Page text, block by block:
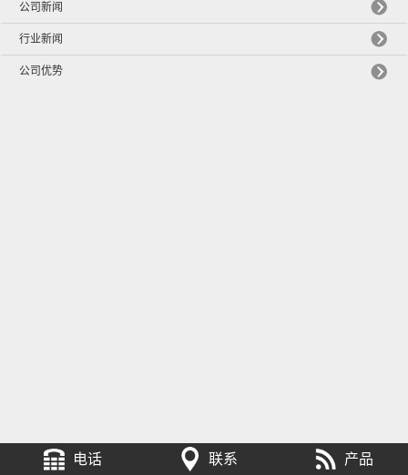
公司新闻
行业新闻
公司优势
电话 联系 产品